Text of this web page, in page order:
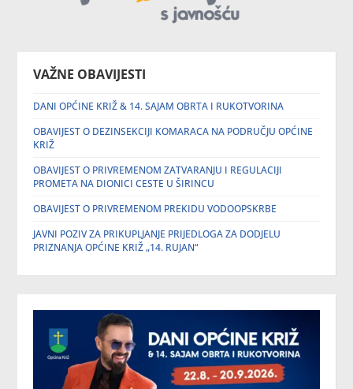
VAŽNE OBAVIJESTI
DANI OPĆINE KRIŽ & 14. SAJAM OBRTA I RUKOTVORINA
OBAVIJEST O DEZINSEKCIJI KOMARACA NA PODRUČJU OPĆINE
KRIŽ
OBAVIJEST O PRIVREMENOM ZATVARANJU I REGULACIJI
PROMETA NA DIONICI CESTE U ŠIRINCU
OBAVIJEST O PRIVREMENOM PREKIDU VODOOPSKRBE
JAVNI POZIV ZA PRIKUPLJANJE PRIJEDLOGA ZA DODJELU
PRIZNANJA OPĆINE KRIŽ „14. RUJAN“